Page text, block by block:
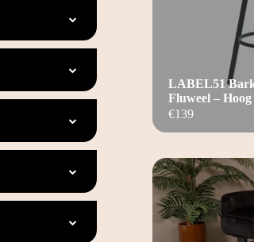
€139
LABEL51
Fluweel – Hoog